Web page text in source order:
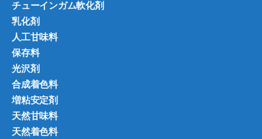
チューインガム軟化剤
乳化剤
人工甘味料
保存料
光沢剤
合成着色料
増粘安定剤
天然甘味料
天然着色料